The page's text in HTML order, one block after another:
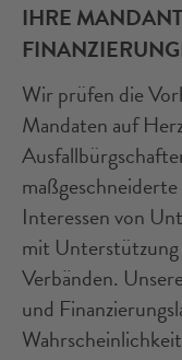
IHRE
Wir prüfen die
Mandaten auf
Interessen von
mit
Verbänden.
und